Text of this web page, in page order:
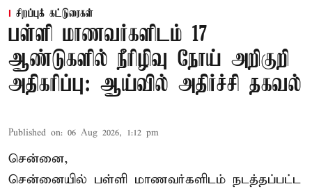
சிறப்புக் கட்டுரைகள்
பள்ளி மாணவர்களிடம் 17
ஆண்டுகளில் நீரிழிவு நோய் அறிகுறி
அதிகரிப்பு: ஆய்வில் அதிர்ச்சி தகவல்
Published on: 06 Aug 2026, 1:12 pm
சென்னை,
சென்னையில் பள்ளி மாணவர்களிடம் நடத்தப்பட்ட